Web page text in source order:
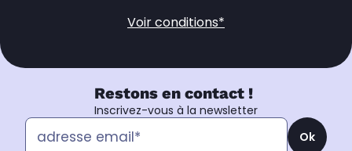
Voir conditions*
Restons en contact !
Inscrivez-vous à la newsletter
Ok